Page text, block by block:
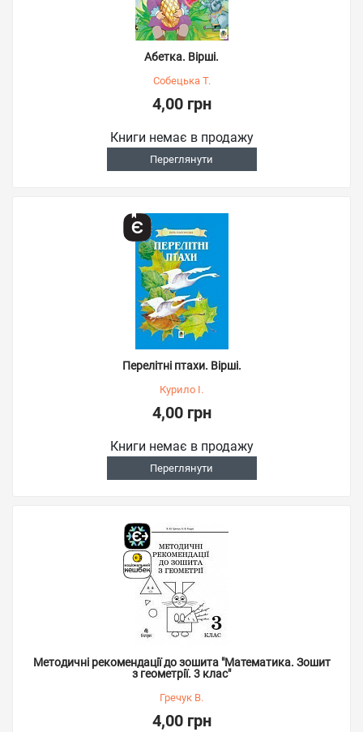
Абетка. Вірші.
Собецька Т.
4,00 грн
Книги немає в продажу
Переглянути
Перелітні птахи. Вірші.
Курило І.
4,00 грн
Книги немає в продажу
Переглянути
Методичні рекомендації до зошита "Математика. Зошит
з геометрії. 3 клас"
Гречук В.
4,00 грн